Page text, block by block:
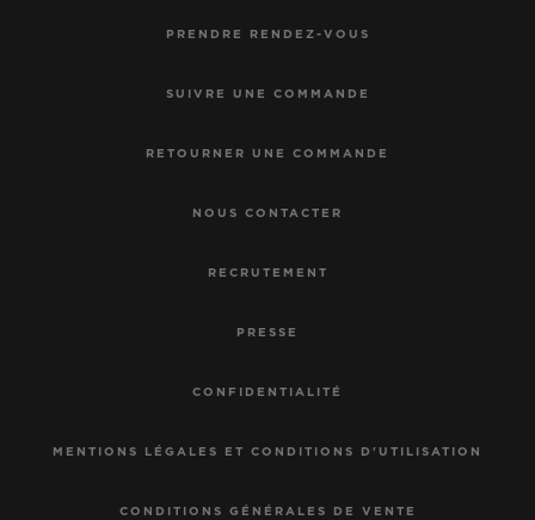
PRENDRE RENDEZ-VOUS
SUIVRE UNE COMMANDE
RETOURNER UNE COMMANDE
NOUS CONTACTER
RECRUTEMENT
PRESSE
CONFIDENTIALITÉ
MENTIONS LÉGALES ET CONDITIONS D'UTILISATION
CONDITIONS GÉNÉRALES DE VENTE